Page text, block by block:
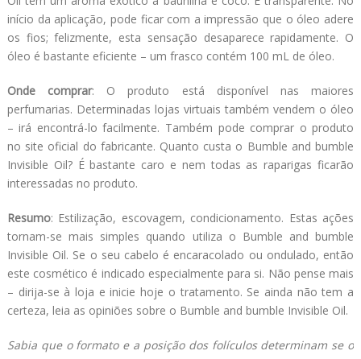
início da aplicação, pode ficar com a impressão que o óleo adere
os fios; felizmente, esta sensação desaparece rapidamente. O
óleo é bastante eficiente – um frasco contém 100 mL de óleo.
Onde comprar: O produto está disponível nas maiores
perfumarias. Determinadas lojas virtuais também vendem o óleo
– irá encontrá-lo facilmente. Também pode comprar o produto
no site oficial do fabricante. Quanto custa o Bumble and bumble
Invisible Oil? É bastante caro e nem todas as raparigas ficarão
interessadas no produto.
Resumo: Estilização, escovagem, condicionamento. Estas ações
tornam-se mais simples quando utiliza o Bumble and bumble
Invisible Oil. Se o seu cabelo é encaracolado ou ondulado, então
este cosmético é indicado especialmente para si. Não pense mais
– dirija-se à loja e inicie hoje o tratamento. Se ainda não tem a
certeza, leia as opiniões sobre o Bumble and bumble Invisible Oil.
Sabia que o formato e a posição dos folículos determinam se o